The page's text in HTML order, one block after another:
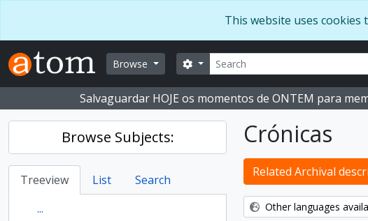
This website uses
Browse Search
Search options
Salvaguardar HOJE os momentos de ONTEM para
Browse Subjects:
Treeview List
Search
...
Crónicas
Related Archival
Other languages